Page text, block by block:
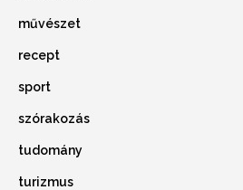
művészet
recept
sport
szórakozás
tudomány
turizmus